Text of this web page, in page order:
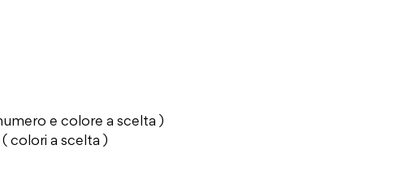
e colore a scelta )
( colori a scelta )